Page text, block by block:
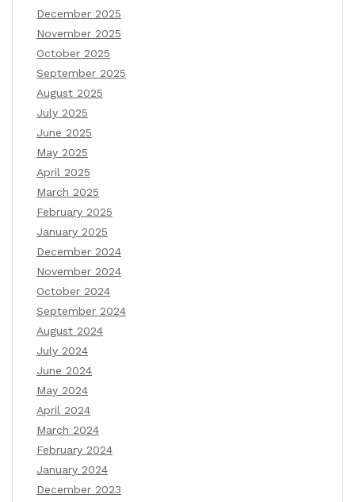
December 2025
November 2025
October 2025
September 2025
August 2025
July 2025
June 2025
May 2025
April 2025
March 2025
February 2025
January 2025
December 2024
November 2024
October 2024
September 2024
August 2024
July 2024
June 2024
May 2024
April 2024
March 2024
February 2024
January 2024
December 2023